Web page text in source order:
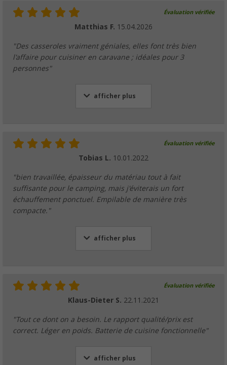
Brosse à vaisselle Berger
1, €PVC 4,99 €
Évaluation vérifiée
Matthias F. 15.04.2026
"Des casseroles vraiment géniales, elles font très bien
l'affaire pour cuisiner en caravane ; idéales pour 3
personnes"
afficher plus
Évaluation vérifiée
Tobias L. 10.01.2022
"bien travaillée, épaisseur du matériau tout à fait
suffisante pour le camping, mais j'éviterais un fort
échauffement ponctuel. Empilable de manière très
compacte."
afficher plus
Évaluation vérifiée
Klaus-Dieter S. 22.11.2021
"Tout ce dont on a besoin. Le rapport qualité/prix est
correct. Léger en poids. Batterie de cuisine fonctionnelle"
afficher plus